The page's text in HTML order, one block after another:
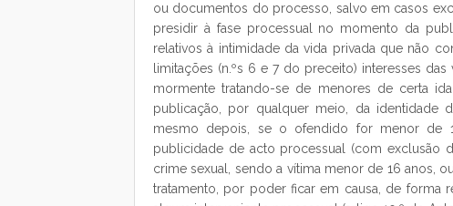
ou documentos do processo, salvo em casos
presidir à fase processual no momento da
relativos à intimidade da vida privada que não
limitações (n.ºs 6 e 7 do preceito) interesses
mormente tratando-se de menores de certa
publicação, por qualquer meio, da identidade
mesmo depois, se o ofendido for menor de
publicidade de acto processual (com exclusão
crime sexual, sendo a vítima menor de 16 anos,
tratamento, por poder ficar em causa, de forma